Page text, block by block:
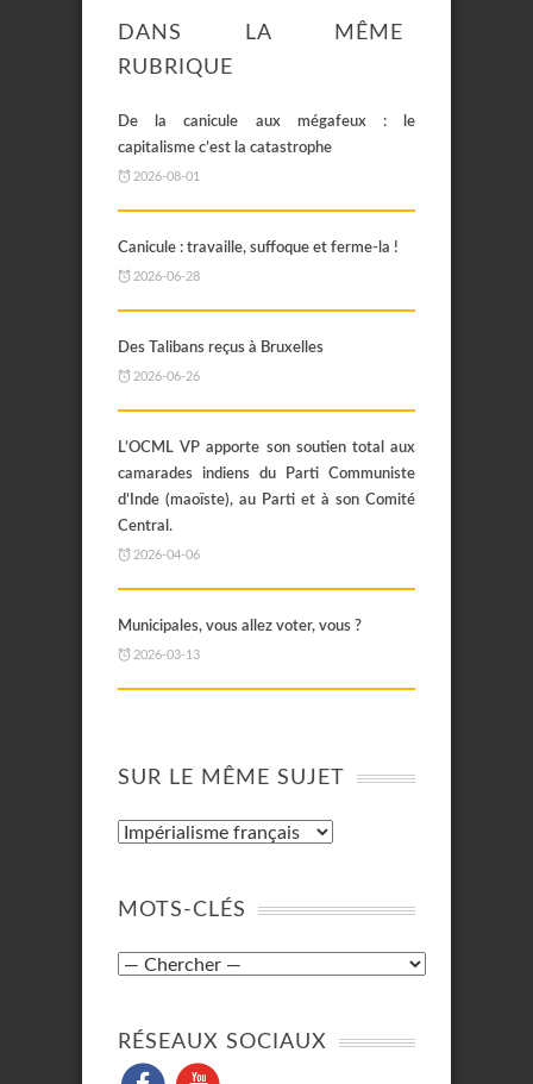
DANS LA MÊME
RUBRIQUE
De la canicule aux mégafeux : le
capitalisme c’est la catastrophe
2026-08-01
Canicule : travaille, suffoque et ferme-la !
2026-06-28
Des Talibans reçus à Bruxelles
2026-06-26
L’OCML VP apporte son soutien total aux
camarades indiens du Parti Communiste
d’Inde (maoïste), au Parti et à son Comité
Central.
2026-04-06
Municipales, vous allez voter, vous ?
2026-03-13
SUR LE MÊME SUJET
MOTS-CLÉS
RÉSEAUX SOCIAUX